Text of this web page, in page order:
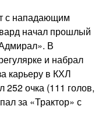
с нападающим
начал прошлый
В
и набрал
карьеру в КХЛ
очка (111 голов,
за «Трактор» с